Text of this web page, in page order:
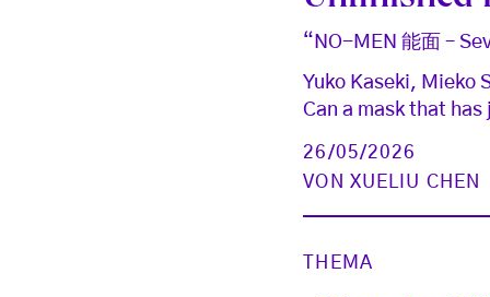
“NO-MEN 能面 –
Yuko Kaseki, Mieko
Can a mask that
26/05/2026
VON XUELIU CHEN
THEMA